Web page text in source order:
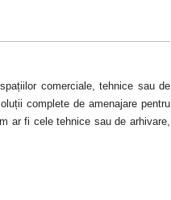
comerciale, tehnice sau de
complete de amenajare pentru
ar fi cele tehnice sau de arhivare,